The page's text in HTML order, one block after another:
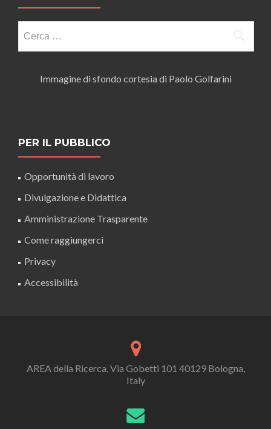
per:
Immagine di sfondo cortesia di Paolo Golfarini
PER IL PUBBLICO
Opportunità di lavoro
Divulgazione e Didattica
Amministrazione Trasparente
Come raggiungerci
Privacy
Accessibilità
AREA della Ricerca, Via Gobetti 101 40129 Bologna,
Italy